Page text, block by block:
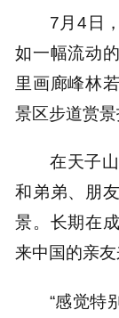
7月4日
如一幅流动
里画廊峰林
景区步道赏景
在天子
和弟弟、朋
景。长期在
来中国的亲友
“感觉特